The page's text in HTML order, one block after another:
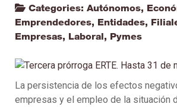
Categories: Autónomos,
Emprendedores, Entidades,
Empresas, Laboral, Pymes
La persistencia de los efectos
empresas y el empleo de la situación